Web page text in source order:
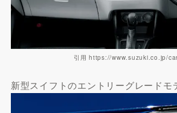
引用 https://www.suzuki.co.jp/
新型スイフトのエントリーグレードモ